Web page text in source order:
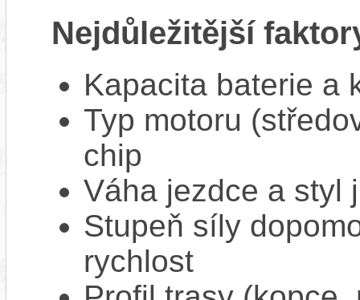
Nejdůležitější
Kapacita baterie a
Typ motoru
chip
Váha jezdce a styl
Stupeň síly
rychlost